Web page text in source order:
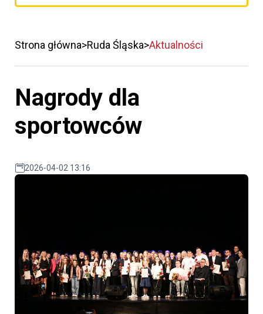
Strona główna Ruda Śląska Aktualności
Nagrody dla
sportowców
2026-04-02 13:16